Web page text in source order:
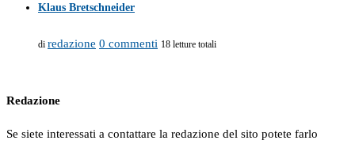
Klaus Bretschneider
di redazione 0 commenti 18 letture totali
Redazione
Se siete interessati a contattare la redazione del sito potete farlo